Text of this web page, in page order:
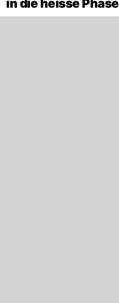
in die heisse Phase